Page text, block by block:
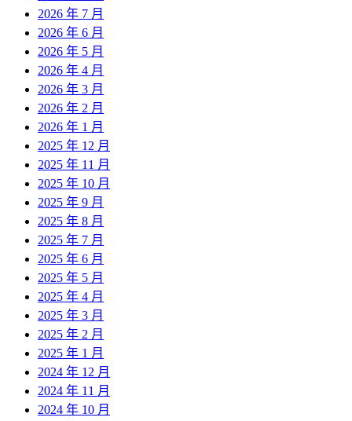
2026 年 7 月
2026 年 6 月
2026 年 5 月
2026 年 4 月
2026 年 3 月
2026 年 2 月
2026 年 1 月
2025 年 12 月
2025 年 11 月
2025 年 10 月
2025 年 9 月
2025 年 8 月
2025 年 7 月
2025 年 6 月
2025 年 5 月
2025 年 4 月
2025 年 3 月
2025 年 2 月
2025 年 1 月
2024 年 12 月
2024 年 11 月
2024 年 10 月